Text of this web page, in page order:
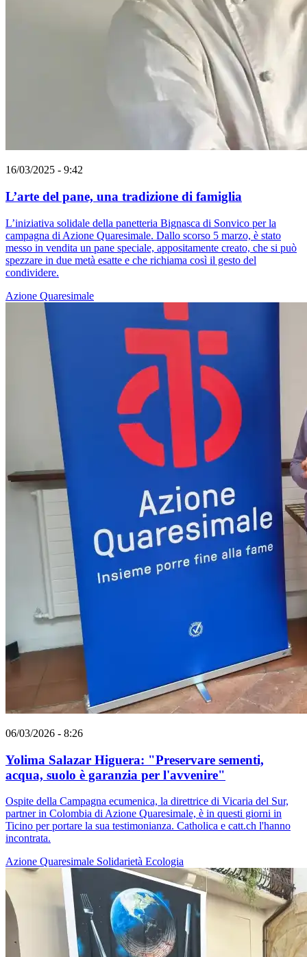
16/03/2025 - 9:42
L’arte del pane, una tradizione di famiglia
L’iniziativa solidale della panetteria Bignasca di Sonvico per la
campagna di Azione Quaresimale. Dallo scorso 5 marzo, è stato
messo in vendita un pane speciale, appositamente creato, che si può
spezzare in due metà esatte e che richiama così il gesto del
condividere.
Azione Quaresimale
06/03/2026 - 8:26
Yolima Salazar Higuera: "Preservare sementi,
acqua, suolo è garanzia per l'avvenire"
Ospite della Campagna ecumenica, la direttrice di Vicaria del Sur,
partner in Colombia di Azione Quaresimale, è in questi giorni in
Ticino per portare la sua testimonianza. Catholica e catt.ch l'hanno
incontrata.
Azione Quaresimale Solidarietà Ecologia